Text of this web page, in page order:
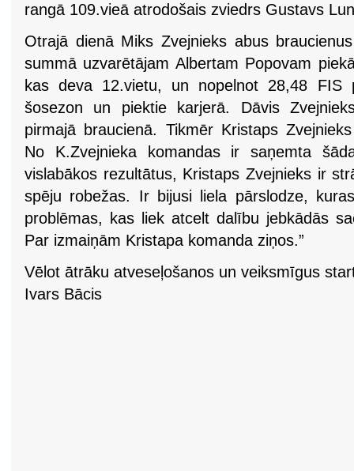
rangā 109.vieā atrodošais zviedrs Gustavs
Otrajā dienā Miks Zvejnieks abus
summā uzvarētājam Albertam Popovam
kas deva 12.vietu, un nopelnot 28,48 FIS
šosezon un piektie karjerā. Dāvis
pirmajā braucienā. Tikmēr Kristaps
No K.Zvejnieka komandas ir saņemta
vislabākos rezultātus, Kristaps Zvejnieks ir
spēju robežas. Ir bijusi liela pārslodze,
problēmas, kas liek atcelt dalību jebkādās
Par izmaiņām Kristapa komanda ziņos.”
Vēlot ātrāku atveseļošanos un veiksmīgus
Ivars Bācis